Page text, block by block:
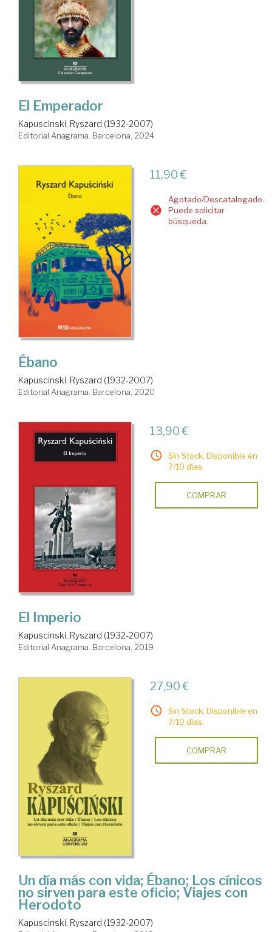
El Emperador
Kapuscinski, Ryszard (1932-2007)
Editorial Anagrama. Barcelona, 2024
11,90 €
Agotado/Descatalogado.
Puede solicitar
búsqueda.
Ébano
Kapuscinski, Ryszard (1932-2007)
Editorial Anagrama. Barcelona, 2020
13,90 €
Sin Stock. Disponible en
7/10 días.
COMPRAR
El Imperio
Kapuscinski, Ryszard (1932-2007)
Editorial Anagrama. Barcelona, 2019
27,90 €
Sin Stock. Disponible en
7/10 días.
COMPRAR
Un día más con vida; Ébano; Los cínicos
no sirven para este oficio; Viajes con
Herodoto
Kapuscinski, Ryszard (1932-2007)